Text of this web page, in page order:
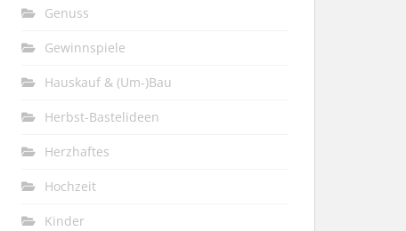
Genuss
Gewinnspiele
Hauskauf & (Um-)Bau
Herbst-Bastelideen
Herzhaftes
Hochzeit
Kinder